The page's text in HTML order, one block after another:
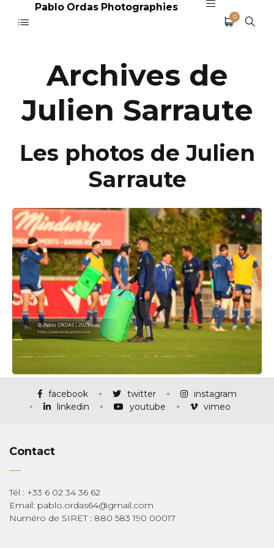
Pablo Ordas Photographies
0
Archives de
Julien Sarraute
Les photos de Julien
Sarraute
facebook twitter
instagram
linkedin
youtube vimeo
Contact
Tél : +33 6 02 34 36 62
Email: pablo.ordas64@gmail.com
Numéro de SIRET : 880 583 190 00017